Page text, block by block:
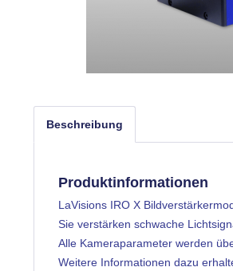
Beschreibung
Produktinformationen
LaVisions IRO X
Sie verstärken schwache
Alle Kameraparameter werden
Weitere Informationen dazu